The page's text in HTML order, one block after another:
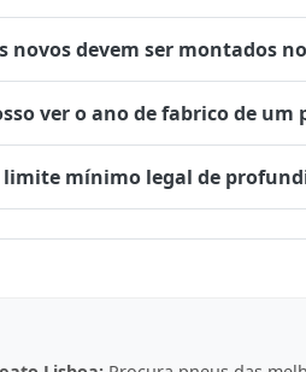
novos devem ser montados
ver o ano de fabrico de um
limite mínimo legal de